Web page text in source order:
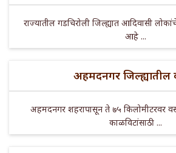
राज्यातील गडचिरोली जिल्ह्यात आदिवासी
आहे ...
अहमदनगर जिल्ह्यातील
अहमदनगर शहरापासून ते ७५ किलोमीटरवर
काळविटांसाठी ...